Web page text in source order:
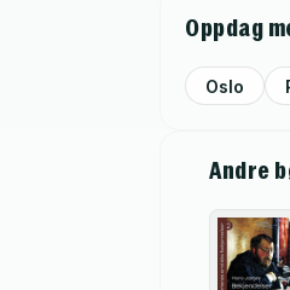
Oppdag
Oslo
Andre